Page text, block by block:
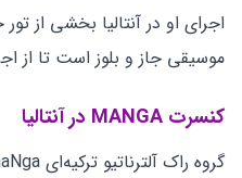
مرکز کنگره ناظم حکمت (Nazım Hikmet Congress Center)
صوتی بالا.
سخن نهایی